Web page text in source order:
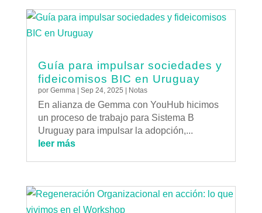
Guía para impulsar sociedades y
fideicomisos BIC en Uruguay
por Gemma| Sep 24, 2025 Notas
En alianza de Gemma con YouHub hicimos
un proceso de trabajo para Sistema B
Uruguay para impulsar la adopción,...
leer más